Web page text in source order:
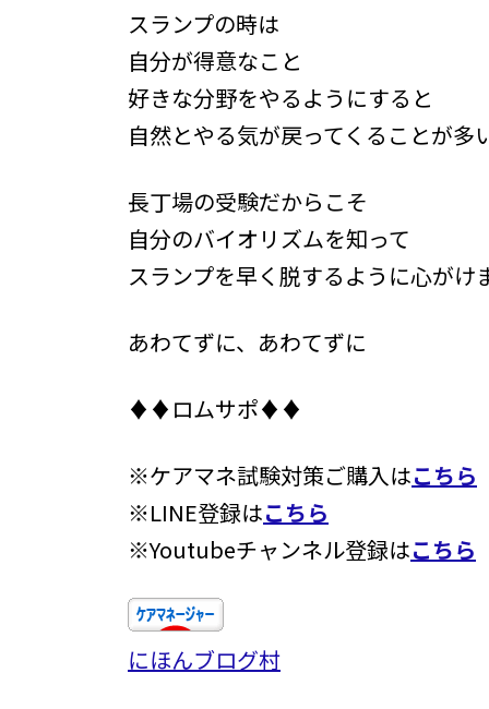
スランプの時は
自分が得意なこと
好きな分野をやるようにすると
自然とやる気が戻ってくることが多
長丁場の受験だからこそ
自分のバイオリズムを知って
スランプを早く脱するように心がけ
あわてずに、あわてずに
♦♦ロムサポ♦♦
※ケアマネ試験対策ご購入はこちら
※LINE登録はこちら
※Youtubeチャンネル登録はこちら
にほんブログ村